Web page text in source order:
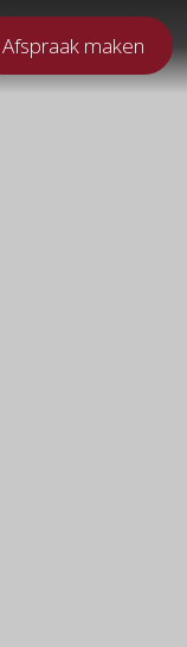
Afspraak maken